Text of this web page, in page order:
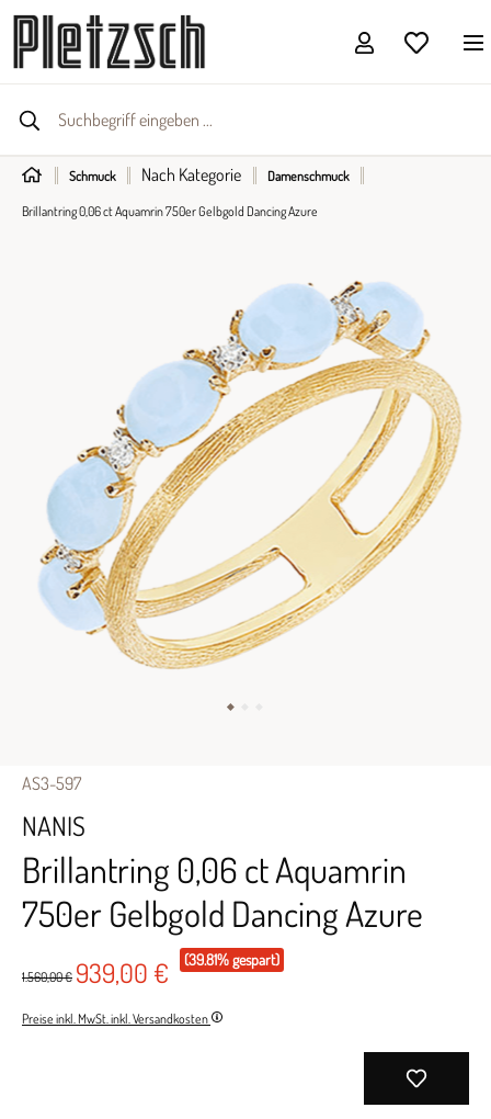
Schmuck Nach Kategorie Damenschmuck
Brillantring 0,06 ct Aquamrin 750er Gelbgold Dancing Azure
AS3-597
NANIS
Brillantring 0,06 ct Aquamrin
750er Gelbgold Dancing Azure
1.560,00 € 939,00 € (39.81% gespart)
Preise inkl. MwSt. inkl. Versandkosten